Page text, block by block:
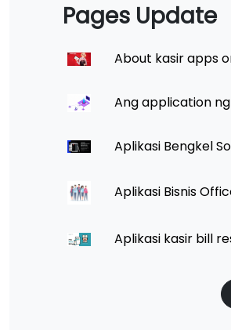
Pages Update
About kasir apps
Ang application
Aplikasi Bengkel
Aplikasi Bisnis
Aplikasi kasir bill